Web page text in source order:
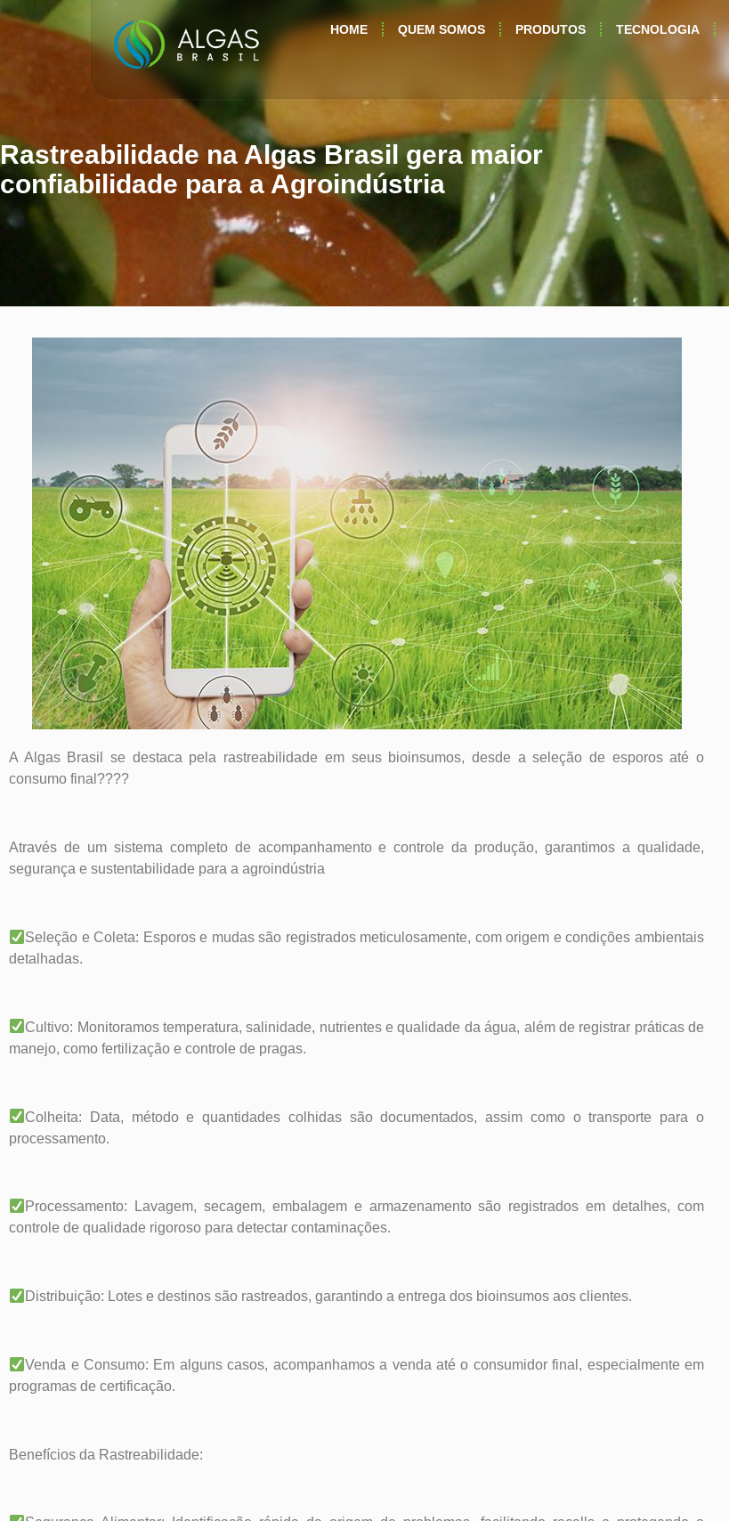
HOME QUEM SOMOS PRODUTOS TECNOLOGIA
Rastreabilidade na Algas Brasil gera maior
confiabilidade para a Agroindústria
A Algas Brasil se destaca pela rastreabilidade em seus bioinsumos, desde a seleção de esporos até o
consumo final????
Através de um sistema completo de acompanhamento e controle da produção, garantimos a qualidade,
segurança e sustentabilidade para a agroindústria
Seleção e Coleta: Esporos e mudas são registrados meticulosamente, com origem e condições ambientais
detalhadas.
Cultivo: Monitoramos temperatura, salinidade, nutrientes e qualidade da água, além de registrar práticas de
manejo, como fertilização e controle de pragas.
Colheita: Data, método e quantidades colhidas são documentados, assim como o transporte para o
processamento.
Processamento: Lavagem, secagem, embalagem e armazenamento são registrados em detalhes, com
controle de qualidade rigoroso para detectar contaminações.
Distribuição: Lotes e destinos são rastreados, garantindo a entrega dos bioinsumos aos clientes.
Venda e Consumo: Em alguns casos, acompanhamos a venda até o consumidor final, especialmente em
programas de certificação.
Benefícios da Rastreabilidade: